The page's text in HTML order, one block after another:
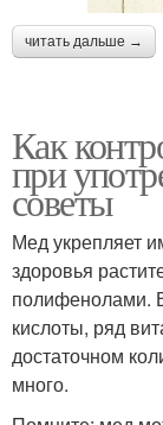
читать дальше →
Как
при
советы
Мед укрепляет
здоровья
полифенолами.
кислоты, ряд
достаточном
много.